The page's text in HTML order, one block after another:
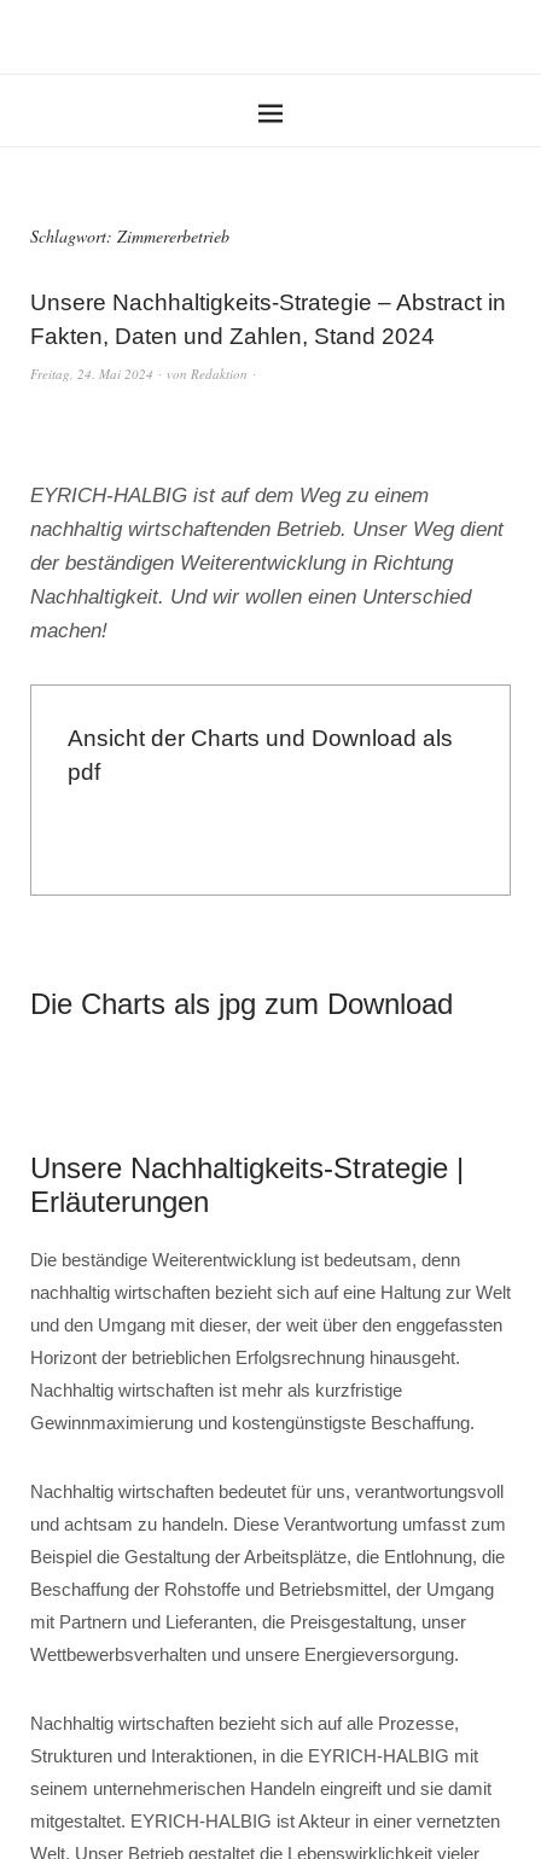
Schlagwort: Zimmererbetrieb
Unsere Nachhaltigkeits-Strategie – Abstract in
Fakten, Daten und Zahlen, Stand 2024
Freitag, 24. Mai 2024 von Redaktion
EYRICH-HALBIG ist auf dem Weg zu einem
nachhaltig wirtschaftenden Betrieb. Unser Weg dient
der beständigen Weiterentwicklung in Richtung
Nachhaltigkeit. Und wir wollen einen Unterschied
machen!
Ansicht der Charts und Download als
pdf
Die Charts als jpg zum Download
Unsere Nachhaltigkeits-Strategie |
Erläuterungen
Die beständige Weiterentwicklung ist bedeutsam, denn
nachhaltig wirtschaften bezieht sich auf eine Haltung zur Welt
und den Umgang mit dieser, der weit über den enggefassten
Horizont der betrieblichen Erfolgsrechnung hinausgeht.
Nachhaltig wirtschaften ist mehr als kurzfristige
Gewinnmaximierung und kostengünstigste Beschaffung.
Nachhaltig wirtschaften bedeutet für uns, verantwortungsvoll
und achtsam zu handeln. Diese Verantwortung umfasst zum
Beispiel die Gestaltung der Arbeitsplätze, die Entlohnung, die
Beschaffung der Rohstoffe und Betriebsmittel, der Umgang
mit Partnern und Lieferanten, die Preisgestaltung, unser
Wettbewerbsverhalten und unsere Energieversorgung.
Nachhaltig wirtschaften bezieht sich auf alle Prozesse,
Strukturen und Interaktionen, in die EYRICH-HALBIG mit
seinem unternehmerischen Handeln eingreift und sie damit
mitgestaltet. EYRICH-HALBIG ist Akteur in einer vernetzten
Welt. Unser Betrieb gestaltet die Lebenswirklichkeit vieler